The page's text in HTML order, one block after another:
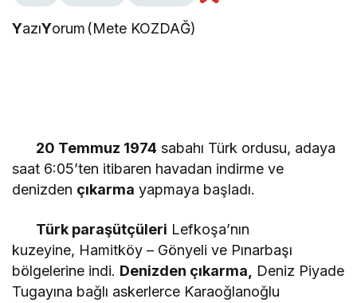
YazıYorum (Mete KOZDAĞ)
20 Temmuz 1974 sabahı Türk ordusu, adaya
saat 6:05’ten itibaren havadan indirme ve
denizden çıkarma yapmaya başladı.
Türk paraşütçüleri Lefkoşa’nın
kuzeyine, Hamitköy – Gönyeli ve Pınarbaşı
bölgelerine indi. Denizden çıkarma,
Deniz Piyade
Tugayına bağlı askerlerce Karaoğlanoğlu